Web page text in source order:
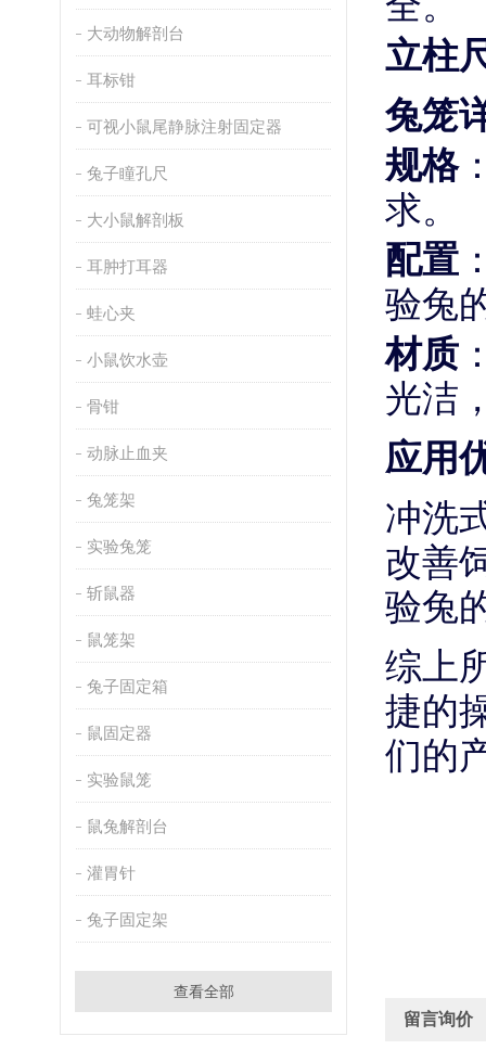
大动物解剖台
耳标钳
可视小鼠尾静脉注射固定器
兔子瞳孔尺
大小鼠解剖板
耳肿打耳器
蛙心夹
小鼠饮水壶
骨钳
动脉止血夹
兔笼架
实验兔笼
斩鼠器
鼠笼架
兔子固定箱
鼠固定器
实验鼠笼
鼠兔解剖台
灌胃针
兔子固定架
查看全部
立柱
兔笼
规格
求。
配置
验兔
材质
光洁
应用
冲洗
改善
验兔
综上
捷的
们的
留言询价